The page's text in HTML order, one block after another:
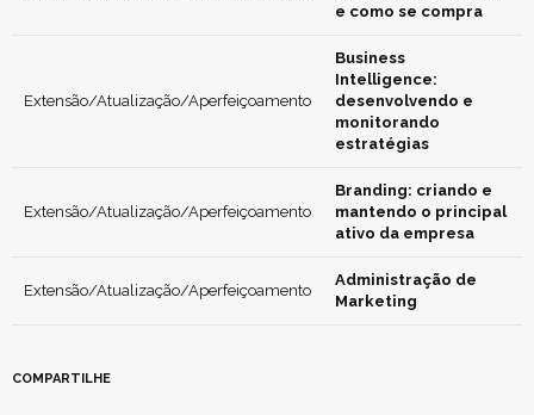
e como se compra
Extensão/Atualização/Aperfeiçoamento
Business
Intelligence:
desenvolvendo e
monitorando
estratégias
Extensão/Atualização/Aperfeiçoamento
Branding: criando e
mantendo o principal
ativo da empresa
Extensão/Atualização/Aperfeiçoamento
Administração de
Marketing
COMPARTILHE